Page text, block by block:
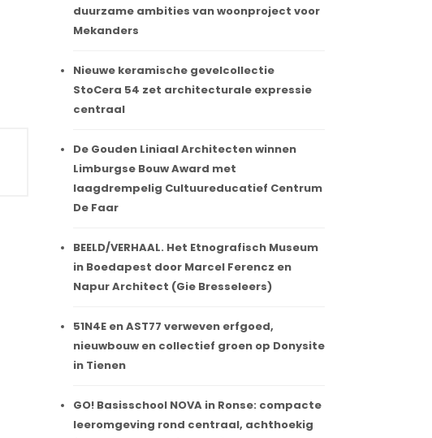
duurzame ambities van woonproject voor
Mekanders
Nieuwe keramische gevelcollectie
StoCera 54 zet architecturale expressie
centraal
De Gouden Liniaal Architecten winnen
Limburgse Bouw Award met
laagdrempelig Cultuureducatief Centrum
De Faar
BEELD/VERHAAL. Het Etnografisch Museum
in Boedapest door Marcel Ferencz en
Napur Architect (Gie Bresseleers)
51N4E en AST77 verweven erfgoed,
nieuwbouw en collectief groen op Donysite
in Tienen
GO! Basisschool NOVA in Ronse: compacte
leeromgeving rond centraal, achthoekig